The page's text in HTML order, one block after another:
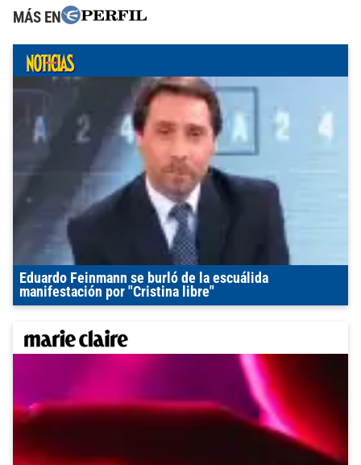
MÁS EN
Eduardo Feinmann se burló de la escuálida
manifestación por "Cristina libre"